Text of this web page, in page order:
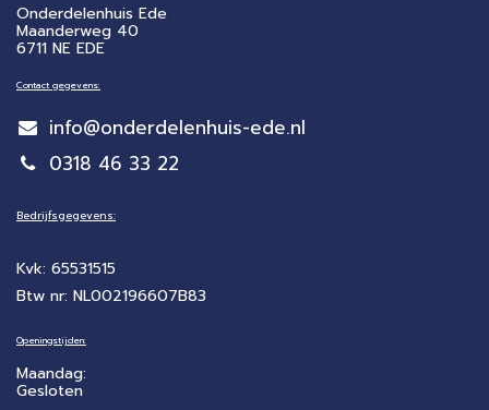
Onderdelenhuis Ede
Maanderweg 40
6711 NE EDE
Contact gegevens:
info@onderdelenhuis-ede.nl
0318 46 33 22
Bedrijfsgegevens:
Kvk: 65531515
Btw nr: NL002196607B83
Openingstijden:
Maandag:
Gesloten